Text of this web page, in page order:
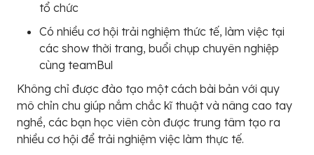
tổ chức
Có nhiều cơ hội trải nghiệm thức tế, làm việc tại
các show thời trang, buổi chụp chuyên nghiệp
cùng teamBul
Không chỉ được đào tạo một cách bài bản với quy
mô chỉn chu giúp nắm chắc kĩ thuật và nâng cao tay
nghề, các bạn học viên còn được trung tâm tạo ra
nhiều cơ hội để trải nghiệm việc làm thực tế.